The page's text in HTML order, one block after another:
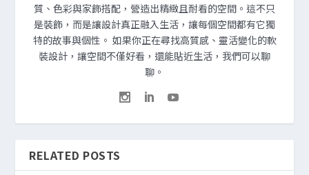
質、色彩與家飾搭配，營造出精緻且耐看的空間。這不只
是裝飾，而是讓設計真正融入生活，讓每個空間都有它獨
特的故事與個性。 如果你正在尋找高質感、靈活變化的軟
裝設計，讓空間不僅好看，還能貼近生活，我們可以聊
聊。
RELATED POSTS